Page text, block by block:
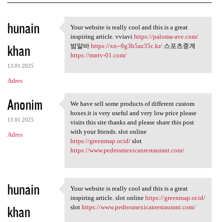
K
o
m
e
n
a
r
z
hunain
khan
13.01.2025
Adres
Your website is really cool
Your website is really cool and this is a great
inspiring article. vviavi https://paloma-ave.com/
밤알바 https://xn--9g3b5az35c.kr/스포츠중계
https://mntv-01.com/
Anonim
13.01.2025
Adres
We have sell some products of
We have sell some products of different custom
boxes.it is very useful and very low price please
visits this site thanks and please share this post
with your friends. slot online
https://greenmap.or.id/slot
https://www.pedrosmexicanrestaurant.com/
hunain
khan
Your website is really cool
Your website is really cool and this is a great
inspiring article. slot online https://greenmap.or.id/
slot https://www.pedrosmexicanrestaurant.com/